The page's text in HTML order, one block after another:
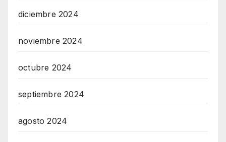
diciembre 2024
noviembre 2024
octubre 2024
septiembre 2024
agosto 2024